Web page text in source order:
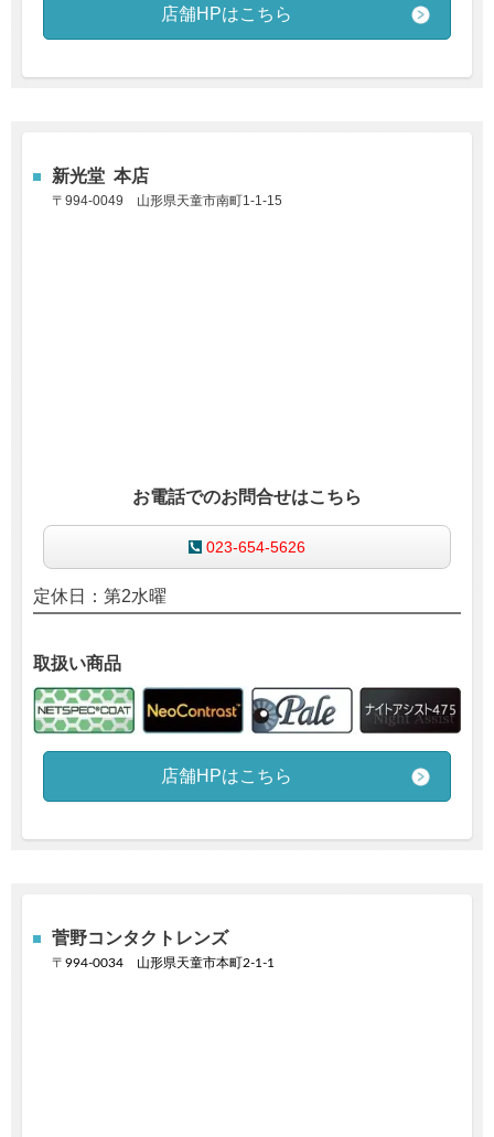
店舗HPはこちら
新光堂 本店
〒 994-0049 山形県天童市南町1-1-15
お電話でのお問合せはこちら
023-654-5626
定休日：第2水曜
取扱い商品
店舗HPはこちら
菅野コンタクトレンズ
〒 994-0034 山形県天童市本町2-1-1